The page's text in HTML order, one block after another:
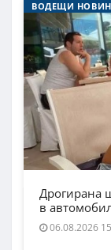
ВОДЕЩИ
Дрогирана
в
06.08.2026